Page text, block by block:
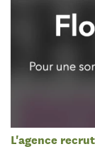
L'agence